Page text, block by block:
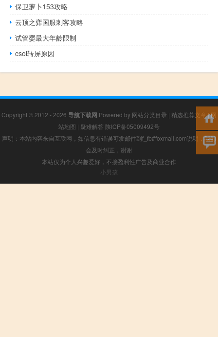
保卫萝卜153攻略
云顶之弈国服刺客攻略
试管婴最大年龄限制
csol转屏原因
Copyright © 2012 - 2026 导航下载网 Powered by 网站分类目录 | 精选推荐文章|网
站地图 | 疑难解答 陕ICP备05009492号
声明：本站内容来自互联网，如信息有错误可发邮件到f_fb#foxmail.com说明，我们
会及时纠正，谢谢
本站仅为个人兴趣爱好，不接盈利性广告及商业合作
小男孩